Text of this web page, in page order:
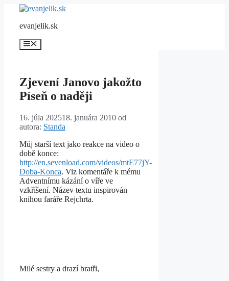
Preskočiť
obsahevanjelik.sk
Menu
Zjevení Janovo jakožto
Píseň o naději
16. júla 202518. januára 2010 od
autora: Standa
Můj starší text jako reakce na video o
době konce:
http://en.sevenload.com/videos/mtE77jY-
Doba-Konca. Viz komentáře k mému
Adventnímu kázání o víře ve
vzkříšení. Název textu inspirován
knihou faráře Rejchrta.
Milé sestry a drazí bratři,